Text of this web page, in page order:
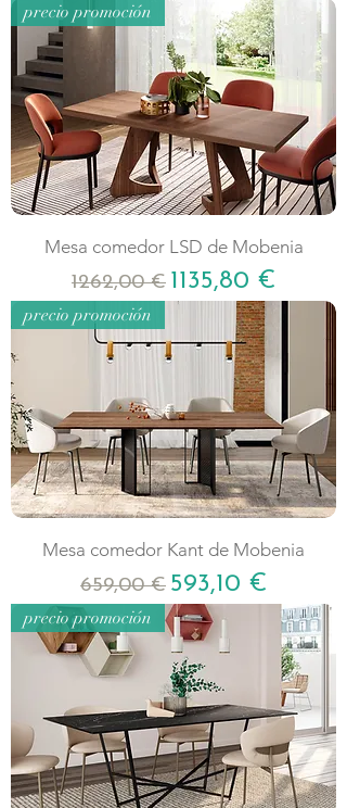
precio promoción
Mesa comedor LSD de Mobenia
Precio
1262,00 € Precio de oferta
1135,80 €
precio promoción
Mesa comedor Kant de Mobenia
Precio
659,00 € Precio de oferta
593,10 €
precio promoción